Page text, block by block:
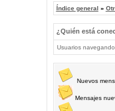
Índice general »
¿Quién está
Usuarios
Nuevos
Mensajes